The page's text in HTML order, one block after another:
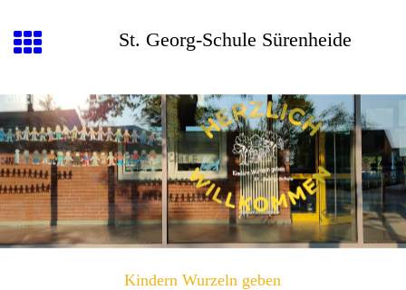
St. Georg-Schule Sürenheide
Kindern Wurzeln geben